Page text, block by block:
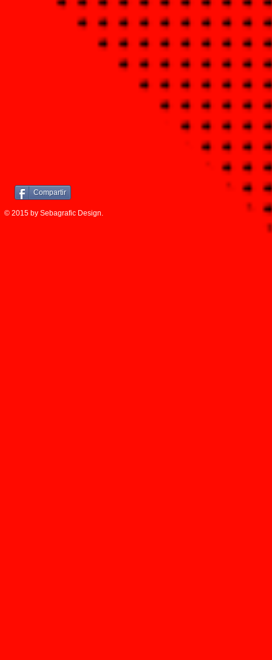
Compartir
© 2015 by Sebagrafic Design.